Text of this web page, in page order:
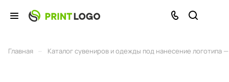
Главная Каталог сувениров и одежды под нанесение логотипа